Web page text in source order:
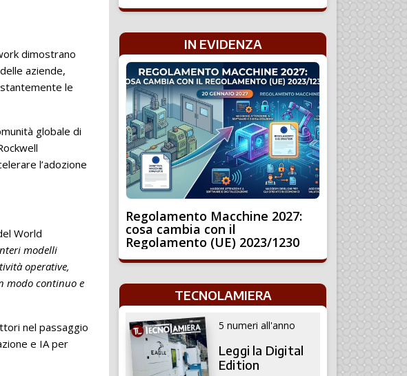
dimostrano
aziende,
le
globale di
l’adozione
World
modelli
operative,
modo continuo e
nel passaggio
e IA per
IN EVIDENZA
Regolamento Macchine 2027:
cosa cambia con il
Regolamento (UE) 2023/1230
TECNOLAMIERA
5 numeri all'anno
Leggi la Digital
Edition